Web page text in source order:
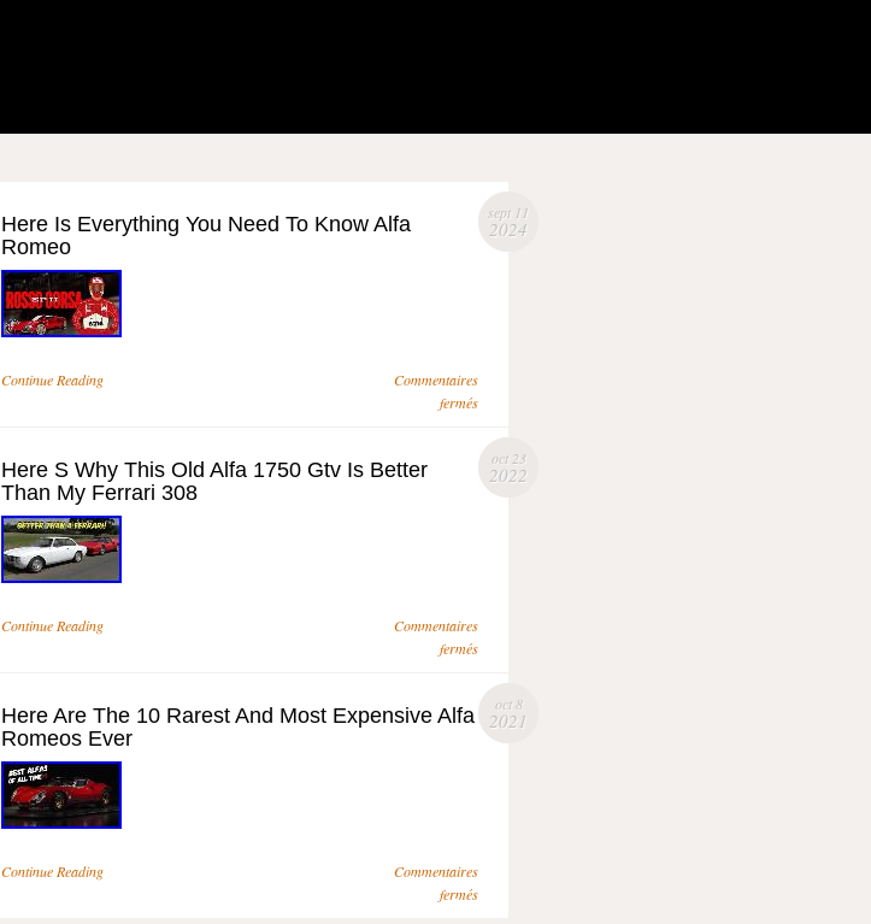
sept 11
2024
Here Is Everything You Need To Know Alfa
Romeo
Continue Reading
Commentaires
fermés
oct 23
2022
Here S Why This Old Alfa 1750 Gtv Is Better
Than My Ferrari 308
Continue Reading
Commentaires
fermés
oct 8
2021
Here Are The 10 Rarest And Most Expensive Alfa
Romeos Ever
Continue Reading
Commentaires
fermés